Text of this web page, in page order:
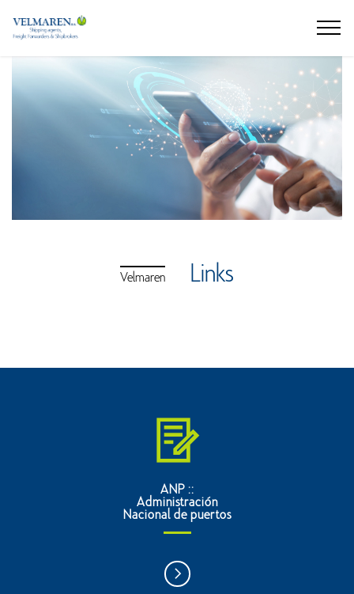
Velmaren Links
ANP ::
Administración
Nacional de puertos